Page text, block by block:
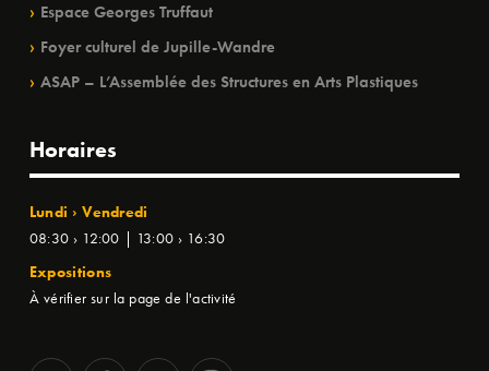
Espace Georges Truffaut
Foyer culturel de Jupille-Wandre
ASAP – L’Assemblée des Structures en Arts Plastiques
Horaires
Lundi › Vendredi
08:30 › 12:00 | 13:00 › 16:30
Expositions
À vérifier sur la page de l'activité